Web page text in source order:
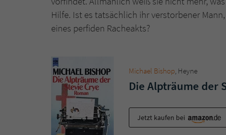
Hilfe. Ist es tatsächlich ihr verstorbener
eines perfiden Racheakts?
Michael Bishop, Heyne
Die Alpträume der
Jetzt kaufen bei